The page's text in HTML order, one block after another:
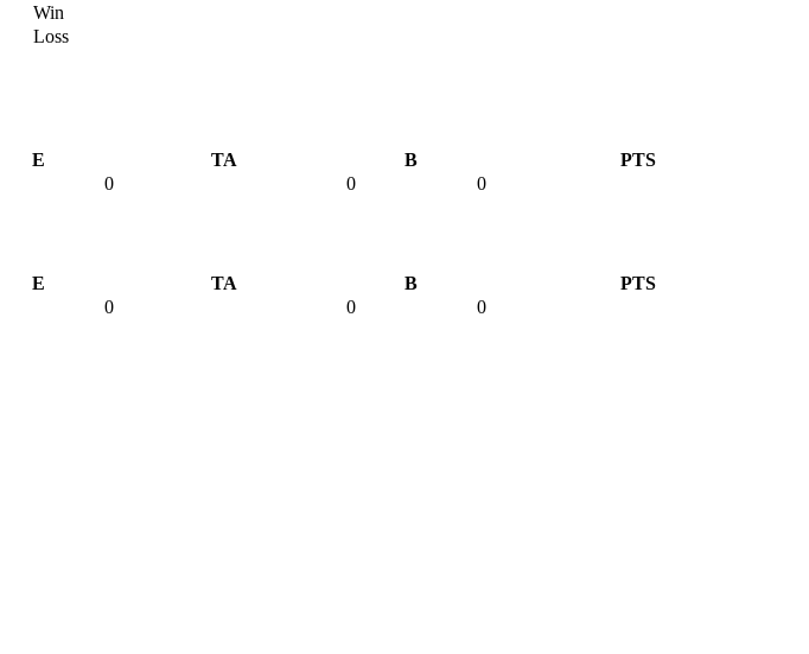
Win
Loss
E TA B
PTS
0 0 0
E TA B
PTS
0 0 0